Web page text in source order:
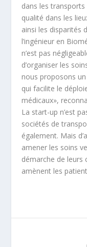
dans les transports
qualité dans les
ainsi les disparités
l’ingénieur en
n’est pas
d’organiser les
nous proposons
qui facilite le
médicaux»,
La start-up n’est
sociétés de
également. Mais
amener les soins
démarche de leurs
amènent les